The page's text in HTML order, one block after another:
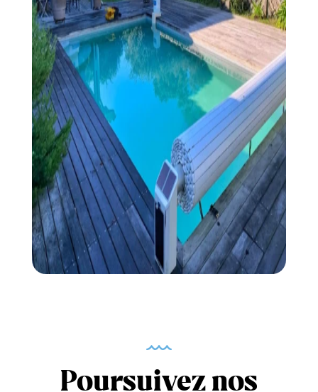
Poursuivez nos